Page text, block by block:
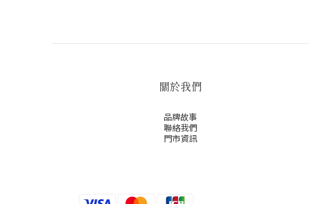
關於我們
品牌故事
聯絡我們
門市資訊